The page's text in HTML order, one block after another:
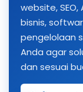
website,
bisnis,
pengelolaan
Anda agar
dan sesuai